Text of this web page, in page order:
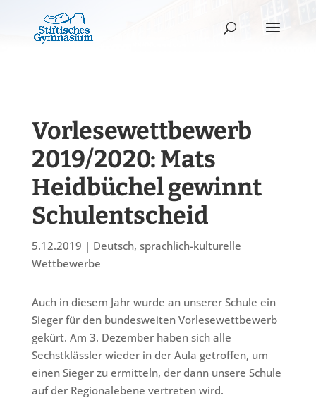
Vorlesewettbewerb
2019/2020: Mats
Heidbüchel gewinnt
Schulentscheid
5.12.2019 | Deutsch, sprachlich-kulturelle
Wettbewerbe
Auch in diesem Jahr wurde an unserer Schule ein
Sieger für den bundesweiten Vorlesewettbewerb
gekürt. Am 3. Dezember haben sich alle
Sechstklässler wieder in der Aula getroffen, um
einen Sieger zu ermitteln, der dann unsere Schule
auf der Regionalebene vertreten wird.